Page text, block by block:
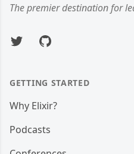
The premier destination for
TwitterGitHub
GETTING STARTED
Why Elixir?
Podcasts